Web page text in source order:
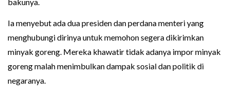
Ia menyebut ada dua presiden dan perdana menteri yang
menghubungi dirinya untuk memohon segera dikirimkan
minyak goreng. Mereka khawatir tidak adanya impor minyak
goreng malah menimbulkan dampak sosial dan politik di
negaranya.